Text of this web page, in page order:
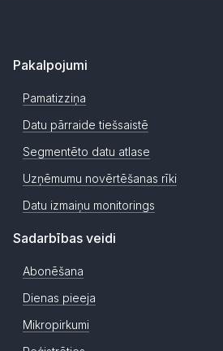
Pakalpojumi
Pamatizziņa
Datu pārraide tiešsaistē
Segmentēto datu atlase
Uzņēmumu novērtēšanas rīki
Datu izmaiņu monitorings
Sadarbības veidi
Abonēšana
Dienas pieeja
Mikropirkumi